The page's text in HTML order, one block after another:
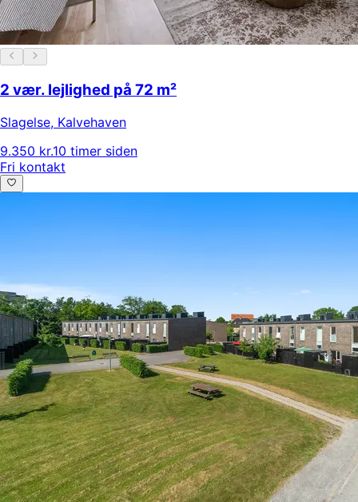
2 vær. lejlighed på 72 m²
Slagelse, Kalvehaven
9.350 kr.10 timer siden
Fri kontakt